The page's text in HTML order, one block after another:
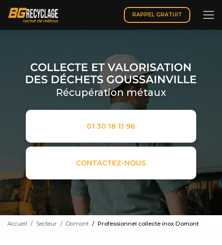
contenu
principal
RAPPEL GRATUIT
Récupération métaux
01 30 18 11 96
CONTACTEZ-NOUS
Accueil Secteur Domont Professionnel collecte inox Domont